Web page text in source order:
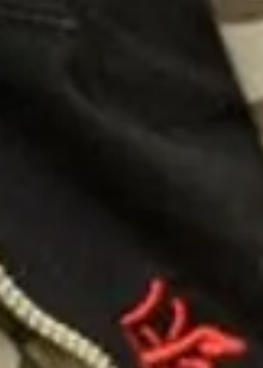
In het kort
De opleiding